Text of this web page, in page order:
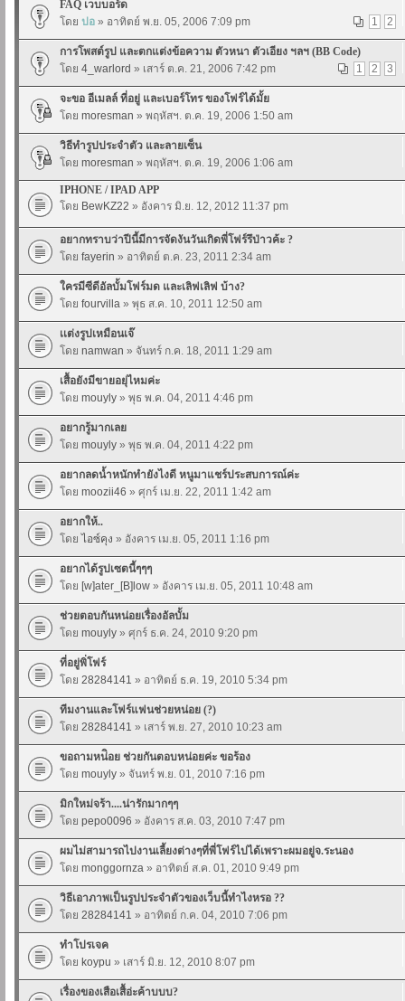
FAQ เวบบอร์ด
1
2
โดย ปอ » อาทิตย์ พ.ย. 05, 2006 7:09 pm
การโพสต์รูป และตกแต่งข้อความ ตัวหนา ตัวเอียง ฯลฯ (BB Code)
1
2 3
โดย 4_warlord » เสาร์ ต.ค. 21, 2006 7:42 pm
จะขอ อีเมลล์ ที่อยู่ และเบอร์โทร ของโฟร์ได้มั้ย
โดย moresman » พฤหัสฯ. ต.ค. 19, 2006 1:50 am
วิธีทำรูปประจำตัว และลายเซ็น
โดย moresman » พฤหัสฯ. ต.ค. 19, 2006 1:06 am
IPHONE / IPAD APP
โดย BewKZ22 » อังคาร มิ.ย. 12, 2012 11:37 pm
อยากทราบว่าปีนี้มีการจัดงันวันเกิดพี่โฟร์รึป่าวค้ะ ?
โดย fayerin » อาทิตย์ ต.ค. 23, 2011 2:34 am
ใครมีซีดีอัลบั้มโฟร์มด และเลิฟเลิฟ บ้าง?
โดย fourvilla » พุธ ส.ค. 10, 2011 12:50 am
เเต่งรูปเหมือนเจ๊
โดย namwan » จันทร์ ก.ค. 18, 2011 1:29 am
เสื้อยังมีขายอยุ่ไหมค่ะ
โดย mouyly » พุธ พ.ค. 04, 2011 4:46 pm
อยากรู้มากเลย
โดย mouyly » พุธ พ.ค. 04, 2011 4:22 pm
อยากลดน้ำหนักทำยังไงดี หนูมาแชร์ประสบการณ์ค่ะ
โดย moozii46 » ศุกร์ เม.ย. 22, 2011 1:42 am
อยากให้..
โดย ไอซ์คุง » อังคาร เม.ย. 05, 2011 1:16 pm
อยากได้รูปเซตนี้ๆๆๆ
โดย [w]ater_[B]low » อังคาร เม.ย. 05, 2011 10:48 am
ช่วยตอบกันหน่อยเรื่องอัลบั้ม
โดย mouyly » ศุกร์ ธ.ค. 24, 2010 9:20 pm
ที่อยู่พิ่โฟร์
โดย 28284141 » อาทิตย์ ธ.ค. 19, 2010 5:34 pm
ทีมงานและโฟร์แฟนช่วยหน่อย (?)
โดย 28284141 » เสาร์ พ.ย. 27, 2010 10:23 am
ขอถามหน่ิอย ช่วยกันตอบหน่อยค่ะ ขอร้อง
โดย mouyly » จันทร์ พ.ย. 01, 2010 7:16 pm
มิกใหม่จร้า....น่ารักมากๆๆ
โดย pepo0096 » อังคาร ส.ค. 03, 2010 7:47 pm
ผมไม่สามารถไปงานเลี้ยงต่างๆที่พี่โฟร์ไปได้เพราะผมอยู่จ.ระนอง
โดย monggornza » อาทิตย์ ส.ค. 01, 2010 9:49 pm
วิธีเอาภาพเป็นรูปประจำตัวของเว็บนี้ทำไงหรอ ??
โดย 28284141 » อาทิตย์ ก.ค. 04, 2010 7:06 pm
ทำโปรเจค
โดย koypu » เสาร์ มิ.ย. 12, 2010 8:07 pm
เรื่องของเสือเสื้อ่ะค้าบบบ?